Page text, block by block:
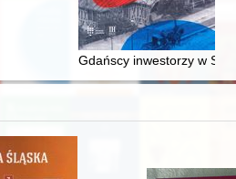
szlacheckich w XVI-wiecznej
Gdańscy inwestorzy w